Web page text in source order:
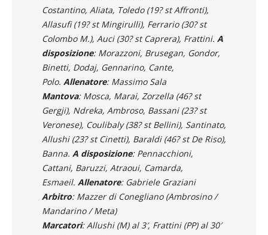
Allasufi (19? st Mingirulli), Ferrario (30? st
Colombo M.), Auci (30? st Caprera), Frattini.
disposizione: Morazzoni, Brusegan, Gondor,
Binetti, Dodaj, Gennarino, Cante,
Polo.Allenatore: Massimo Sala
Mantova: Mosca, Marai, Zorzella (46? st
Gergji), Ndreka, Ambroso, Bassani (23? st
Veronese), Coulibaly (38? st Bellini), Santinato,
Allushi (23? st Cinetti), Baraldi (46? st De Riso),
Banna. A disposizione : Pennacchioni,
Cattani, Baruzzi, Atraoui, Camarda,
Esmaeil.Allenatore: Gabriele Graziani
Arbitro: Mazzer di Conegliano (Ambrosino /
Mandarino / Meta)
Marcatori: Allushi (M) al 3′, Frattini (PP) al 30′
pt; Zorzella (M) al 17′ st